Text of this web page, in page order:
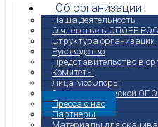
Об организации
Наша деятельность
О членстве в ОПОРЕ
Структура организации
Руководство
Представительство в
Комитеты
Лица МосОпоры
Вестник московской
Пресса о нас
Партнеры
Материалы для